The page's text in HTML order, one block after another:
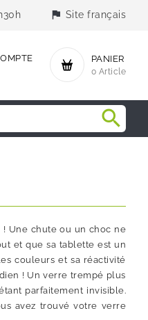
flag Site français
PANIER
0 Article
! Une chute ou un choc ne
et que sa tablette est un
couleurs et sa réactivité
! Un verre trempé plus
parfaitement invisible.
avez trouvé votre verre